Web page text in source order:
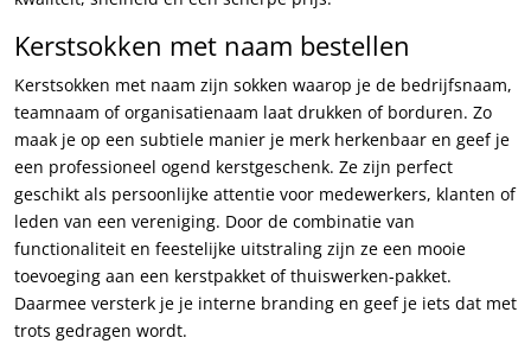
Kerstsokken met naam bestellen
Kerstsokken met naam zijn sokken waarop je de bedrijfsnaam,
teamnaam of organisatienaam laat drukken of borduren. Zo
maak je op een subtiele manier je merk herkenbaar en geef je
een professioneel ogend kerstgeschenk. Ze zijn perfect
geschikt als persoonlijke attentie voor medewerkers, klanten of
leden van een vereniging. Door de combinatie van
functionaliteit en feestelijke uitstraling zijn ze een mooie
toevoeging aan een kerstpakket of thuiswerken-pakket.
Daarmee versterk je je interne branding en geef je iets dat met
trots gedragen wordt.